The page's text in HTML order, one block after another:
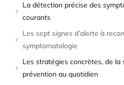
La détection précise des
courants
Les sept signes d’alerte à
symptomatologie
Les stratégies concrètes, de la
prévention au quotidien